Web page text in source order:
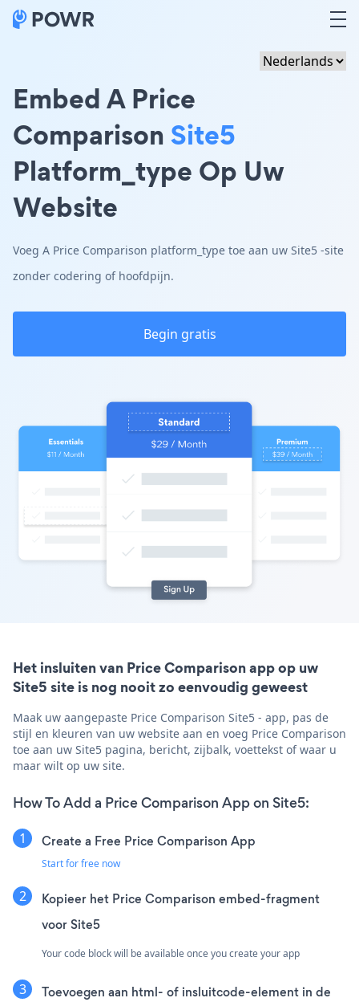
Embed A Price
ComparisonSite5
Platform_type Op Uw
Website
Voeg A Price Comparison platform_type toe aan uw Site5 -site
zonder codering of hoofdpijn.
Begin gratis
Het insluiten van Price Comparison app op uw
Site5 site is nog nooit zo eenvoudig geweest
Maak uw aangepaste Price Comparison Site5 - app, pas de
stijl en kleuren van uw website aan en voeg Price Comparison
toe aan uw Site5 pagina, bericht, zijbalk, voettekst of waar u
maar wilt op uw site.
How To Add a Price Comparison App on Site5:
Create a Free Price Comparison App
Start for free now
Kopieer het Price Comparison embed-fragment
voor Site5
Your code block will be available once you create your app
Toevoegen aan html- of insluitcode-element in de